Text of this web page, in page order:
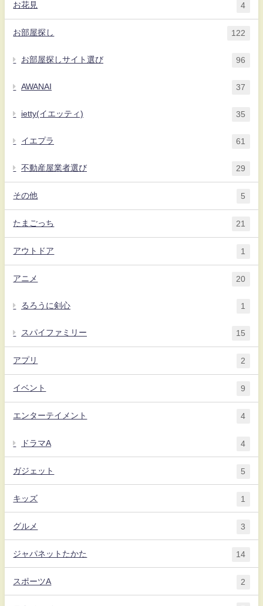
お花見 4
お部屋探し 122
お部屋探しサイト選び 96
AWANAI 37
ietty(イエッティ) 35
イエプラ 61
不動産屋業者選び 29
その他 5
たまごっち 21
アウトドア 1
アニメ 20
るろうに剣心 1
スパイファミリー 15
アプリ 2
イベント 9
エンターテイメント 4
ドラマA 4
ガジェット 5
キッズ 1
グルメ 3
ジャパネットたかた 14
スポーツA 2